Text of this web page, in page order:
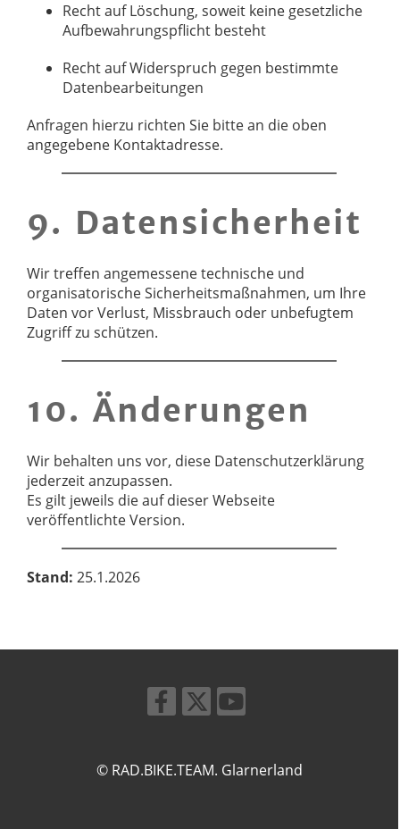
Recht auf Löschung, soweit keine gesetzliche
Aufbewahrungspflicht besteht
Recht auf Widerspruch gegen bestimmte
Datenbearbeitungen
Anfragen hierzu richten Sie bitte an die oben
angegebene Kontaktadresse.
9. Datensicherheit
Wir treffen angemessene technische und
organisatorische Sicherheitsmaßnahmen, um Ihre
Daten vor Verlust, Missbrauch oder unbefugtem
Zugriff zu schützen.
10. Änderungen
Wir behalten uns vor, diese Datenschutzerklärung
jederzeit anzupassen.
Es gilt jeweils die auf dieser Webseite
veröffentlichte Version.
Stand: 25.1.2026
© RAD.BIKE.TEAM. Glarnerland